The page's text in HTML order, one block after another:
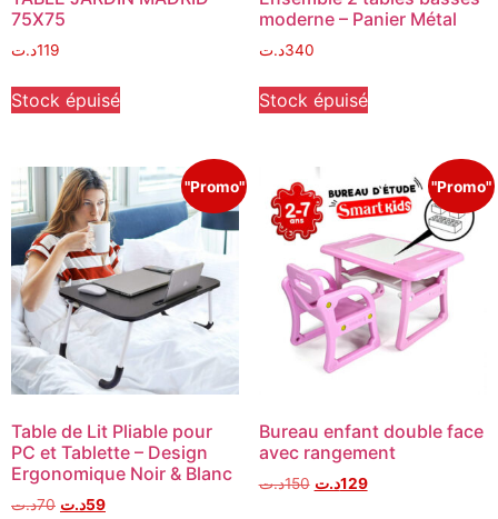
75X75
119د.ت
Stock épuisé
moderne – Panier Métal
340د.ت
Stock épuisé
"Promo"
Table de Lit Pliable pour
PC et Tablette – Design
Ergonomique Noir & Blanc
70د.ت 59د.ت
"Promo"
Bureau enfant double face
avec rangement
150د.ت 129د.ت